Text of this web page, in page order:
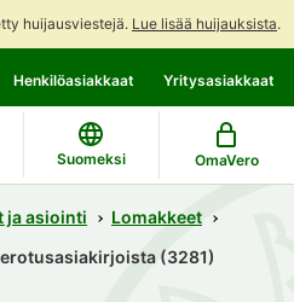
huijausviestejä. Lue lisää huijauksista.
suoraan
sisältöön
koko
sivuston
hakuun
Henkilöasiakkaat Yritysasiakkaat
Suomeksi OmaVero
ja asiointi
Lomakkeet
(3281)